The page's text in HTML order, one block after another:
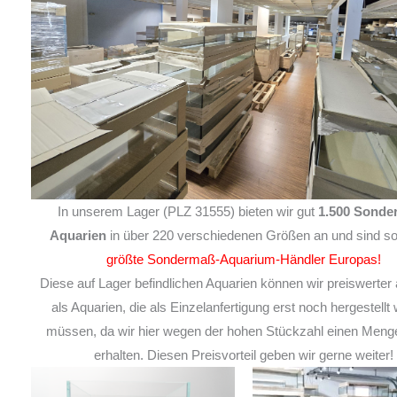
In unserem Lager (PLZ 31555) bieten wir gut 1.500
Aquarien in über 220 verschiedenen Größen an und sind
größte Sondermaß-Aquarium-Händler Europas!
Diese auf Lager befindlichen Aquarien können wir preiswerter
als Aquarien, die als Einzelanfertigung erst noch hergestellt
müssen, da wir hier wegen der hohen Stückzahl einen
erhalten. Diesen Preisvorteil geben wir gerne weiter!